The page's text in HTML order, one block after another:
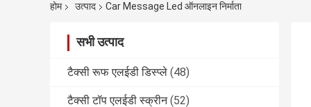
होम उत्पाद Car Message Led ऑनलाइन निर्माता
सभी उत्पाद
टैक्सी रूफ एलईडी डिस्प्ले (48)
टैक्सी टॉप एलईडी स्क्रीन (52)